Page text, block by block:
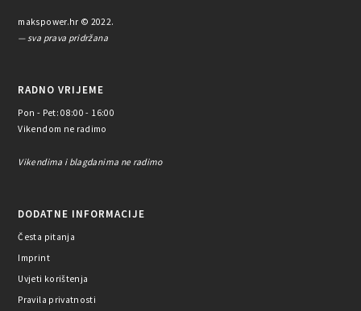
makspower.hr © 2022.
— sva prava pridržana
RADNO VRIJEME
Pon - Pet: 08:00 - 16:00
Vikendom ne radimo
Vikendima i blagdanima ne radimo
DODATNE INFORMACIJE
Česta pitanja
Imprint
Uvjeti korištenja
Pravila privatnosti